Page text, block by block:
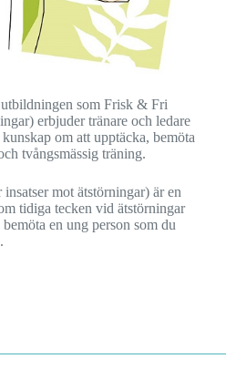
utbildningen som Frisk & Fri
erbjuder tränare och ledare
om att upptäcka, bemöta
tvångsmässig träning.
mot ätstörningar) är en
tidiga tecken vid ätstörningar
en ung person som du